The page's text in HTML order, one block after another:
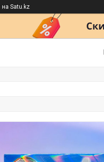
на Satu.kz